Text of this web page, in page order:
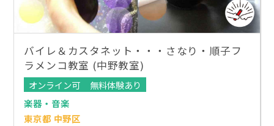
バイレ＆カスタネット・・・さなり・順子フ
ラメンコ教室 (中野教室)
オンライン可
無料体験あり
楽器・音楽
東京都 中野区